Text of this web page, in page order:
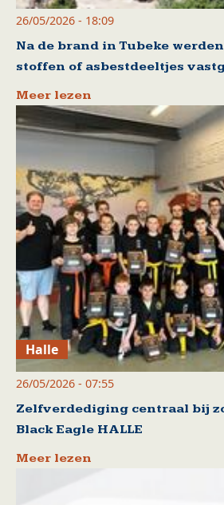
26/05/2026 - 18:09
Na de brand in Tubeke
stoffen of asbestdeeltjes
Meer lezen
Halle
26/05/2026 - 07:55
Zelfverdediging centraal bij
Black Eagle HALLE
Meer lezen